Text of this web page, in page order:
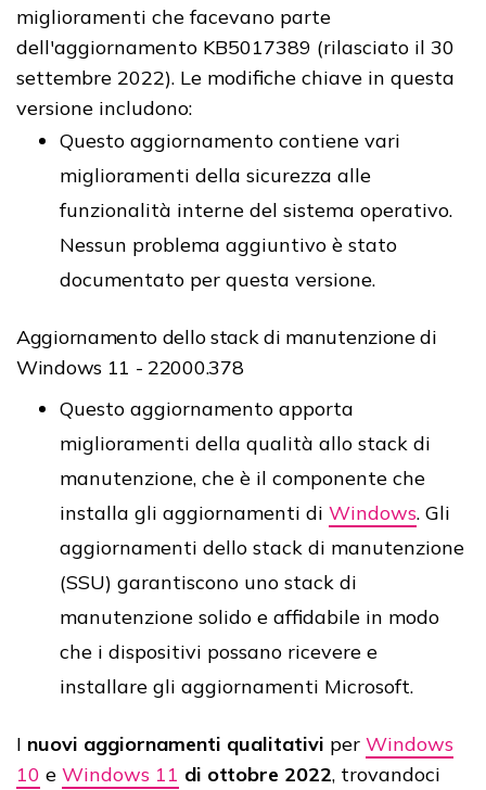
miglioramenti che facevano parte
dell'aggiornamento KB5017389 (rilasciato il 30
settembre 2022). Le modifiche chiave in questa
versione includono:
Questo aggiornamento contiene vari
miglioramenti della sicurezza alle
funzionalità interne del sistema operativo.
Nessun problema aggiuntivo è stato
documentato per questa versione.
Aggiornamento dello stack di manutenzione di
Windows 11 - 22000.378
Questo aggiornamento apporta
miglioramenti della qualità allo stack di
manutenzione, che è il componente che
installa gli aggiornamenti di Windows. Gli
aggiornamenti dello stack di manutenzione
(SSU) garantiscono uno stack di
manutenzione solido e affidabile in modo
che i dispositivi possano ricevere e
installare gli aggiornamenti Microsoft.
I nuovi aggiornamenti qualitativi per Windows
10 e Windows 11 di ottobre 2022, trovandoci